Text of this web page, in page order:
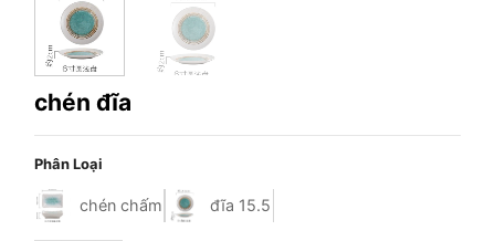
chén đĩa
Phân Loại
chén chấm đĩa 15.5